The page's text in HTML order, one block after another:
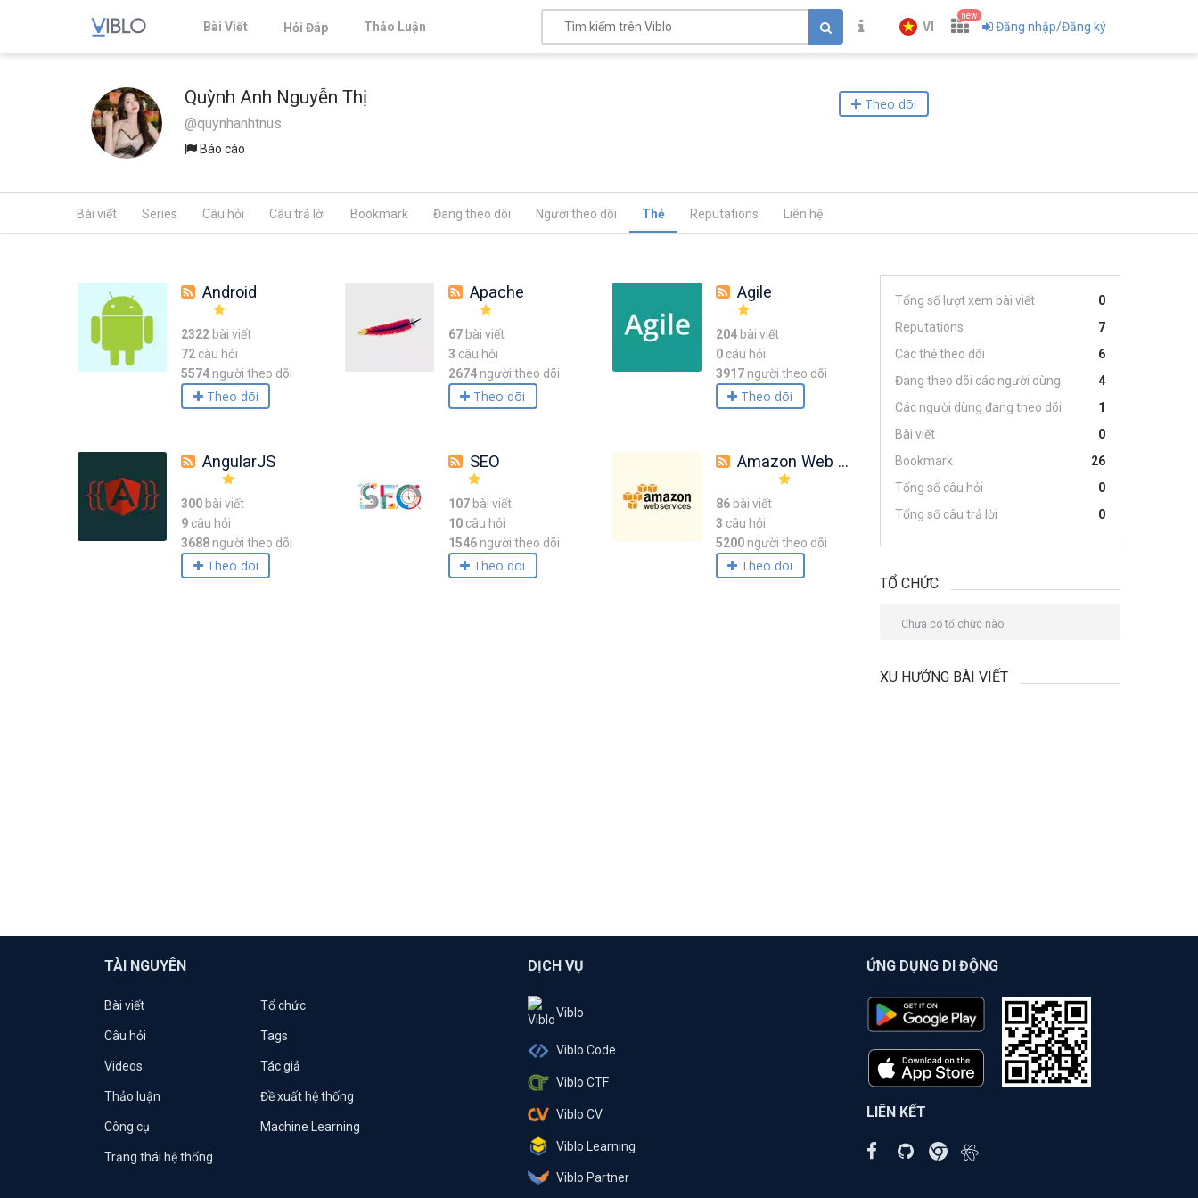
Bài Viết Hỏi Đáp Thảo Luận VI
new
Đăng nhập/Đăng ký
Quỳnh Anh Nguyễn Thị
@quynhanhtnus
Báo cáo
Theo dõi
Bài viết Series Câu hỏi Câu trả lời Bookmark Đang theo dõi Người theo dõi Thẻ Reputations Liên hệ
Android
2322 bài viết
72 câu hỏi
5574 người theo dõi
Theo dõi
Apache
67bài viết
3 câu hỏi
2674 người theo dõi
Theo dõi
Agile
204bài viết
0câu hỏi
3917 người theo dõi
Theo dõi
AngularJS
300 bài viết
9 câu hỏi
3688 người theo dõi
Theo dõi
SEO
107bài viết
10câu hỏi
1546 người theo dõi
Theo dõi
Amazon Web Services (AWS)
86bài viết
3 câu hỏi
5200 người theo dõi
Theo dõi
Tổng số lượt xem bài viết
0
Reputations
7
Các thẻ theo dõi
6
Đang theo dõi các người dùng
4
Các người dùng đang theo dõi
1
Bài viết
0
Bookmark
26
Tổng số câu hỏi
0
Tổng số câu trả lời
0
TỔ CHỨC
Chưa có tổ chức nào.
XU HƯỚNG BÀI VIẾT
TÀI NGUYÊN
Bài viết Tổ chức
Câu hỏi Tags
Videos Tác giả
Thảo luận Đề xuất hệ thống
Công cụ Machine Learning
Trạng thái hệ thống
DỊCH VỤ
Viblo
Viblo Code
Viblo CTF
Viblo CV
Viblo Learning
Viblo Partner
ỨNG DỤNG DI ĐỘNG
LIÊN KẾT